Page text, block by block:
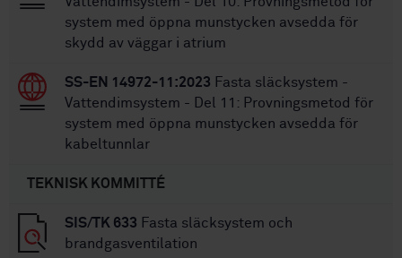
system med öppna munstycken avsedda för
skydd av väggar i atrium
SS-EN 14972-11:2023 Fasta släcksystem -
Vattendimsystem - Del 11: Provningsmetod för
system med öppna munstycken avsedda för
kabeltunnlar
TEKNISK KOMMITTÉ
SIS/TK 633 Fasta släcksystem och
brandgasventilation